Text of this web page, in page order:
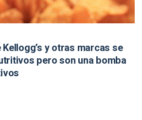
y otras marcas se
pero son una bomba